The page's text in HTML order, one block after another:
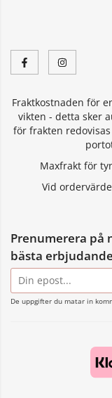
Fraktkostnaden för
vikten - detta sker
för frakten
Maxfrakt för
Vid
Prenumerera på
bästa
postadress
De uppgifter du matar in